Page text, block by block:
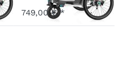
749,00 € *